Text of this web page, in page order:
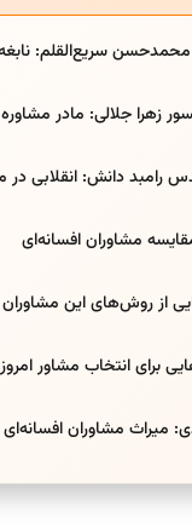
مشاوران افسانه‌ای
از روش‌های این مشاوران
برای انتخاب مشاور
میراث مشاوران افسانه‌ای